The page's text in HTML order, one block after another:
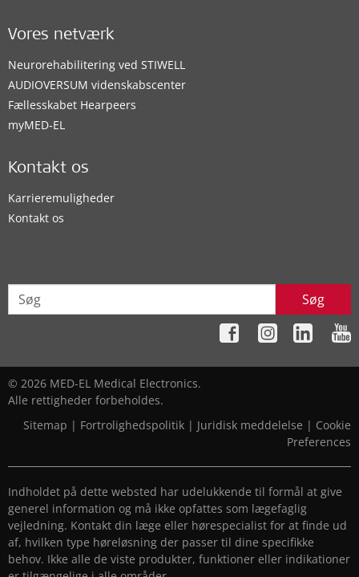
Vores netværk
Neurorehabilitering ved STIWELL
AUDIOVERSUM videnskabscenter
Fællesskabet Hearpeers
myMED‑EL
Kontakt os
Karrieremuligheder
Kontakt os
Søg
© 2026 MED-EL Medical Electronics.
Alle rettigheder forbeholdes.
Sitemap | Fortrolighedspolitik | Juridisk meddelelse | Cookie
Preferences
Indholdet på dette websted har udelukkende til formål at give
generel information og må ikke opfattes som lægefaglig
vejledning. Kontakt din læge eller hørespecialist for at finde ud
af, hvilken type høreløsning der passer til dine specifikke
behov. Ikke alle de viste produkter, funktioner eller indikationer